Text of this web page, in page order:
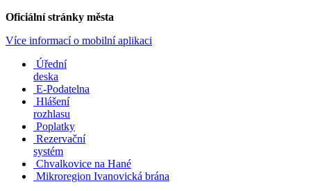
Oficiální stránky města
Více informací o mobilní aplikaci
Úřední
deska
E-Podatelna
Hlášení
rozhlasu
Poplatky
Rezervační
systém
Chvalkovice na Hané
Mikroregion Ivanovická brána